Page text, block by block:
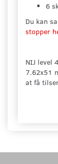
6
Du kan
stopper
NIJ level
7.62x51
at få